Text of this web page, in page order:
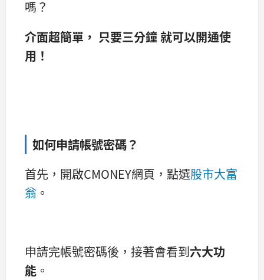
嗎？
介面超簡單， 只要三分鐘 就可以開通使
用！
如何申請帳號密碼？
首先，開啟CMONEY網頁，點選股市大富
翁 。
申請完帳號密碼後，接著會看到六大功
能 。